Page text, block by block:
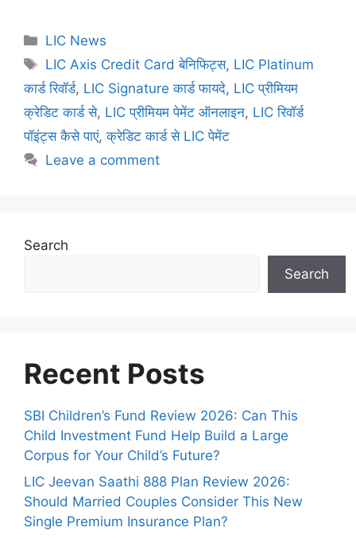
C
a
t
e
g
o
r
LIC News
T
a
s
LIC Axis Credit Card बेनिफिट्स, LIC Platinum
कार्ड रिवॉर्ड, LIC Signature कार्ड फायदे, LIC प्रीमियम
क्रेडिट कार्ड से, LIC प्रीमियम पेमेंट ऑनलाइन, LIC रिवॉर्ड
पॉइंट्स कैसे पाएं,क्रेडिट कार्ड से LIC पेमेंट
Leave a comment
Search
Search
Recent Posts
SBI Children’s Fund Review 2026: Can This
Child Investment Fund Help Build a Large
Corpus for Your Child’s Future?
LIC Jeevan Saathi 888 Plan Review 2026:
Should Married Couples Consider This New
Single Premium Insurance Plan?